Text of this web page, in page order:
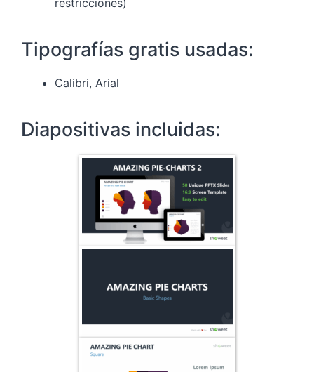
Tipografías gratis usadas:
Calibri, Arial
Diapositivas incluidas: